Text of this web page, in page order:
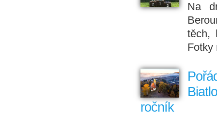
Na
těch,
Fotky
ročník